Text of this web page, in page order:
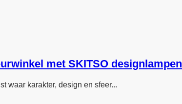
met SKITSO designlampen
waar karakter, design en sfeer...